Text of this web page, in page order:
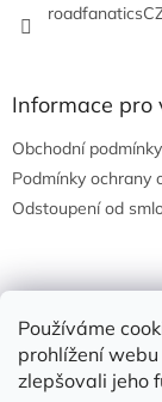
Používáme
prohlížení
zlepšovali jeho
Informace pro
Obchodní podmínky
Podmínky ochrany
Odstoupení od